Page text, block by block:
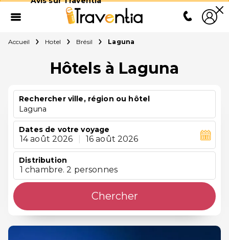
Accueil Hotel Brésil Laguna
Hôtels à Laguna
Rechercher ville, région ou hôtel
Laguna
Dates de votre voyage
14 août 2026 16 août 2026
Distribution
1 chambre. 2 personnes
Chercher